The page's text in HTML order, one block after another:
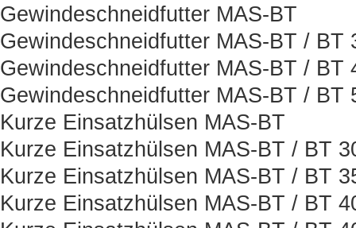
Gewindeschneidfutter MAS-BT
Gewindeschneidfutter MAS-BT / BT
Gewindeschneidfutter MAS-BT / BT
Gewindeschneidfutter MAS-BT / BT
Kurze Einsatzhülsen MAS-BT
Kurze Einsatzhülsen MAS-BT / BT
Kurze Einsatzhülsen MAS-BT / BT
Kurze Einsatzhülsen MAS-BT / BT